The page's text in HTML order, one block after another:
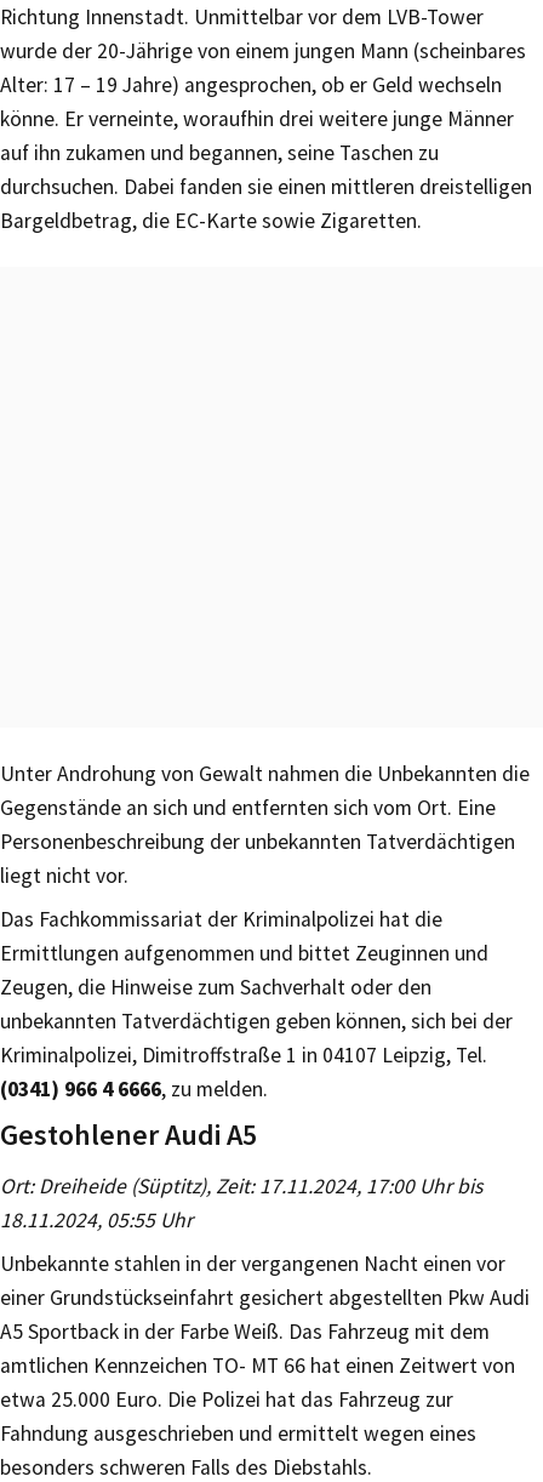
Richtung Innenstadt. Unmittelbar vor dem LVB-Tower
wurde der 20-Jährige von einem jungen Mann (scheinbares
Alter: 17 – 19 Jahre) angesprochen, ob er Geld wechseln
könne. Er verneinte, woraufhin drei weitere junge Männer
auf ihn zukamen und begannen, seine Taschen zu
durchsuchen. Dabei fanden sie einen mittleren dreistelligen
Bargeldbetrag, die EC-Karte sowie Zigaretten.
Unter Androhung von Gewalt nahmen die Unbekannten die
Gegenstände an sich und entfernten sich vom Ort. Eine
Personenbeschreibung der unbekannten Tatverdächtigen
liegt nicht vor.
Das Fachkommissariat der Kriminalpolizei hat die
Ermittlungen aufgenommen und bittet Zeuginnen und
Zeugen, die Hinweise zum Sachverhalt oder den
unbekannten Tatverdächtigen geben können, sich bei der
Kriminalpolizei, Dimitroffstraße 1 in 04107 Leipzig, Tel.
(0341) 966 4 6666, zu melden.
Gestohlener Audi A5
Ort: Dreiheide (Süptitz), Zeit: 17.11.2024, 17:00 Uhr bis
18.11.2024, 05:55 Uhr
Unbekannte stahlen in der vergangenen Nacht einen vor
einer Grundstückseinfahrt gesichert abgestellten Pkw Audi
A5 Sportback in der Farbe Weiß. Das Fahrzeug mit dem
amtlichen Kennzeichen TO- MT 66 hat einen Zeitwert von
etwa 25.000 Euro. Die Polizei hat das Fahrzeug zur
Fahndung ausgeschrieben und ermittelt wegen eines
besonders schweren Falls des Diebstahls.